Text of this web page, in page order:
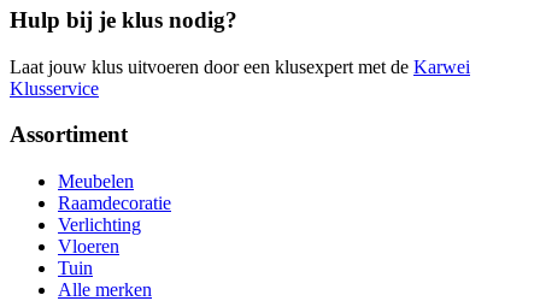
Hulp bij je klus nodig?
Laat jouw klus uitvoeren door een klusexpert met de Karwei
Klusservice
Assortiment
Meubelen
Raamdecoratie
Verlichting
Vloeren
Tuin
Alle merken